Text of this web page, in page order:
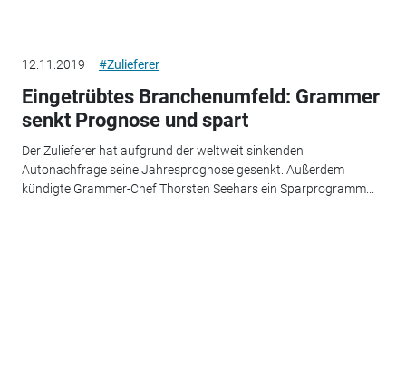
12.11.2019 #Zulieferer
Eingetrübtes Branchenumfeld: Grammer
senkt Prognose und spart
Der Zulieferer hat aufgrund der weltweit sinkenden
Autonachfrage seine Jahresprognose gesenkt. Außerdem
kündigte Grammer-Chef Thorsten Seehars ein Sparprogramm...